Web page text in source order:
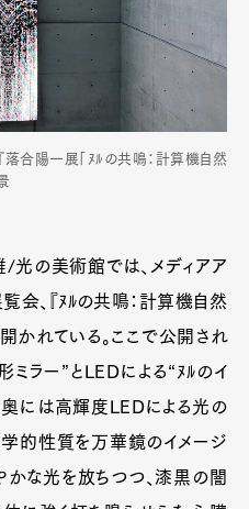
合陽一展「ﾇﾙの共鳴：計算機自然
の美術館では、メディアア
会、『ﾇﾙの共鳴：計算機自然
かれている。ここで公開され
ラー”とLEDによる“ﾇﾙのイ
奥には高輝度LEDによる光の
的性質を万華鏡のイメージ
かな光を放ちつつ、漆黒の闇